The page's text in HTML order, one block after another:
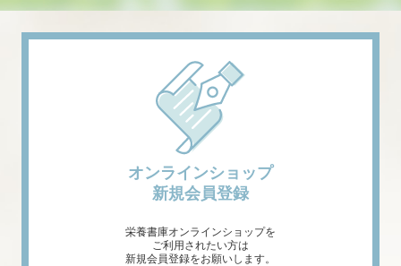
オンラインショップ
新規会員登録
栄養書庫オンラインショップを
ご利用されたい方は
新規会員登録をお願いします。